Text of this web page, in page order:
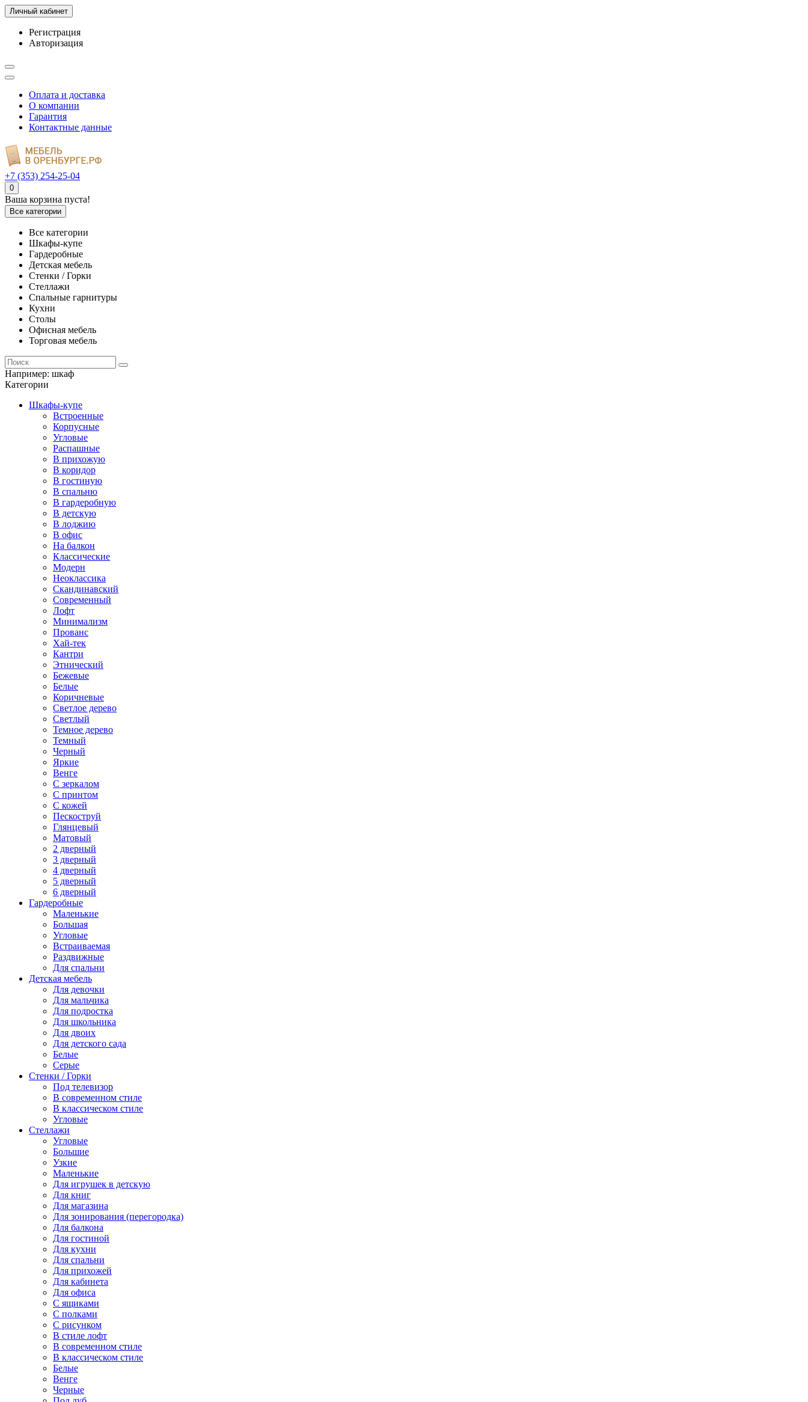
Личный кабинет
Регистрация
Авторизация
Оплата и доставка
О компании
Гарантия
Контактные данные
+7 (353) 254-25-04
0
Ваша корзина пуста!
Все категории
Все категории
Шкафы-купе
Гардеробные
Детская мебель
Стенки / Горки
Стеллажи
Спальные гарнитуры
Кухни
Столы
Офисная мебель
Торговая мебель
Например: шкаф
Категории
Шкафы-купе
Встроенные
Корпусные
Угловые
Распашные
В прихожую
В коридор
В гостиную
В спальню
В гардеробную
В детскую
В лоджию
В офис
На балкон
Классические
Модерн
Неоклассика
Скандинавский
Современный
Лофт
Минимализм
Прованс
Хай-тек
Кантри
Этнический
Бежевые
Белые
Коричневые
Светлое дерево
Светлый
Темное дерево
Темный
Черный
Яркие
Венге
С зеркалом
С принтом
С кожей
Пескоструй
Глянцевый
Матовый
2 дверный
3 дверный
4 дверный
5 дверный
6 дверный
Гардеробные
Маленькие
Большая
Угловые
Встраиваемая
Раздвижные
Для спальни
Детская мебель
Для девочки
Для мальчика
Для подростка
Для школьника
Для двоих
Для детского сада
Белые
Серые
Стенки / Горки
Под телевизор
В современном стиле
В классическом стиле
Угловые
Стеллажи
Угловые
Большие
Узкие
Маленькие
Для игрушек в детскую
Для книг
Для магазина
Для зонирования (перегородка)
Для балкона
Для гостиной
Для кухни
Для спальни
Для прихожей
Для кабинета
Для офиса
С ящиками
С полками
С рисунком
В стиле лофт
В современном стиле
В классическом стиле
Белые
Венге
Черные